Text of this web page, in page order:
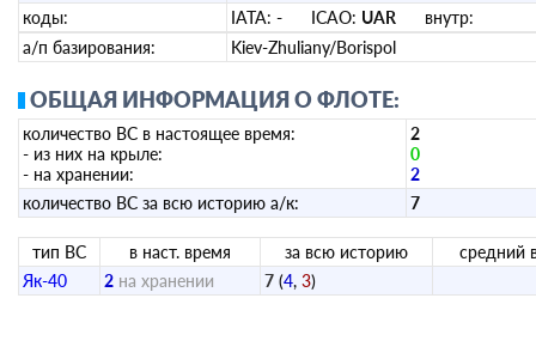
коды:
IATA: - ICAO: UAR внутр:
а/п базирования:
Kiev-Zhuliany/Borispol
ОБЩАЯ ИНФОРМАЦИЯ О ФЛОТЕ:
количество ВС в настоящее время:
- из них на крыле:
- на хранении:
2
0
2
количество ВС за всю историю а/к:
7
тип ВС в наст. время за всю историю
средний
Як-40
2 на хранении 7 (4, 3)